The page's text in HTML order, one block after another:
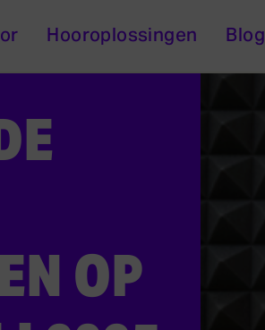
Hooroplossingen Blog
OP